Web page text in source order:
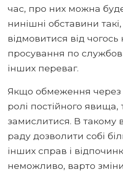
час, про них можна
нинішні обставини
відмовитися від
просування по
інших переваг.
Якщо обмеження через
ролі постійного явища,
замислитися. В такому
раду дозволити собі
інших справ і
неможливо, варто